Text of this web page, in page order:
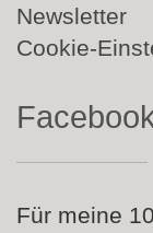
Newsletter
Cookie-
Für meine